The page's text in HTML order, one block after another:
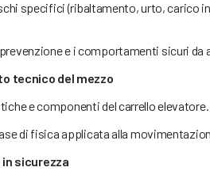
specifici (ribaltamento, urto, carico
e i comportamenti sicuri da
tecnico del mezzo
e componenti del carrello elevatore.
di fisica applicata alla
sicurezza